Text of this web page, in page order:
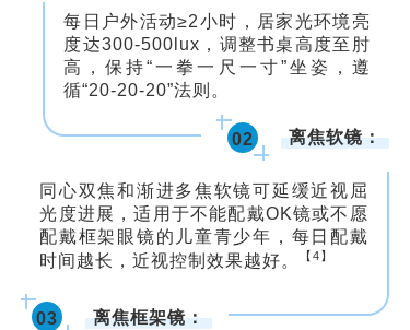
每日户外活动≥2小时，居家光环境亮
度达300-500lux，调整书桌高度至肘
高，保持“一拳一尺一寸”坐姿，遵
循“20-20-20”法则。
02 离焦软镜：
同心双焦和渐进多焦软镜可延缓近视屈
光度进展，适用于不能配戴OK镜或不愿
配戴框架眼镜的儿童青少年，每日配戴
时间越长，近视控制效果越好。
【4】
03 离焦框架镜：